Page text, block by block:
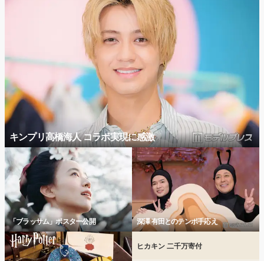
キンプリ高橋海人 コラボ実現に感激
「ブラッサム」ポスター公開 深澤 有田とのテンポ手応え
ヒカキン 二千万寄付